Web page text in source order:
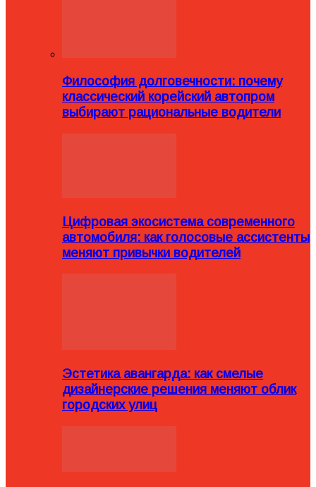
Философия долговечности: почему
классический корейский автопром
выбирают рациональные водители
Цифровая экосистема современного
автомобиля: как голосовые ассистенты
меняют привычки водителей
Эстетика авангарда: как смелые
дизайнерские решения меняют облик
городских улиц